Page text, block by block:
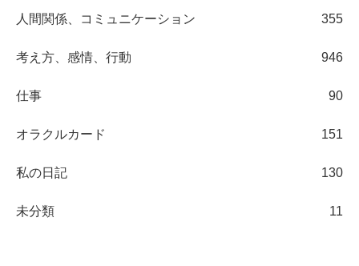
人間関係、コミュニケーション 355
考え方、感情、行動 946
仕事 90
オラクルカード 151
私の日記 130
未分類 11